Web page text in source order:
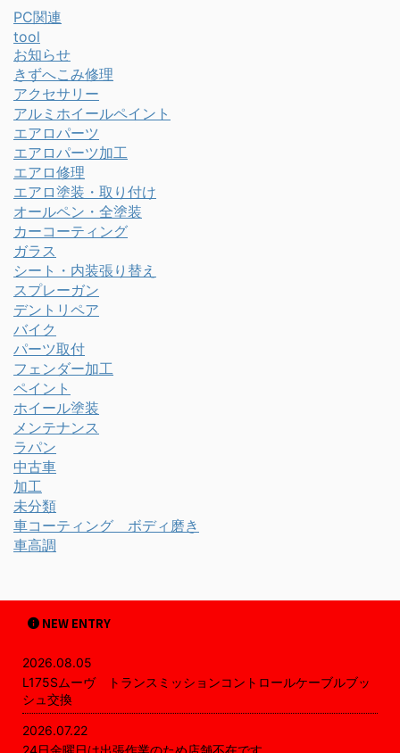
PC関連
tool
お知らせ
きずへこみ修理
アクセサリー
アルミホイールペイント
エアロパーツ
エアロパーツ加工
エアロ修理
エアロ塗装・取り付け
オールペン・全塗装
カーコーティング
ガラス
シート・内装張り替え
スプレーガン
デントリペア
バイク
パーツ取付
フェンダー加工
ペイント
ホイール塗装
メンテナンス
ラパン
中古車
加工
未分類
車コーティング ボディ磨き
車高調
NEW ENTRY
2026.08.05
L175Sムーヴ トランスミッションコントロールケーブルブッ
シュ交換
2026.07.22
24日金曜日は出張作業のため店舗不在です